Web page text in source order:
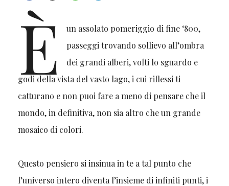
È
un assolato pomeriggio di fine ‘800,
passeggi trovando sollievo all’ombra
dei grandi alberi, volti lo sguardo e
godi della vista del vasto lago, i cui riflessi ti
catturano e non puoi fare a meno di pensare che il
mondo, in definitiva, non sia altro che un grande
mosaico di colori.
Questo pensiero si insinua in te a tal punto che
l’universo intero diventa l’insieme di infiniti punti, i